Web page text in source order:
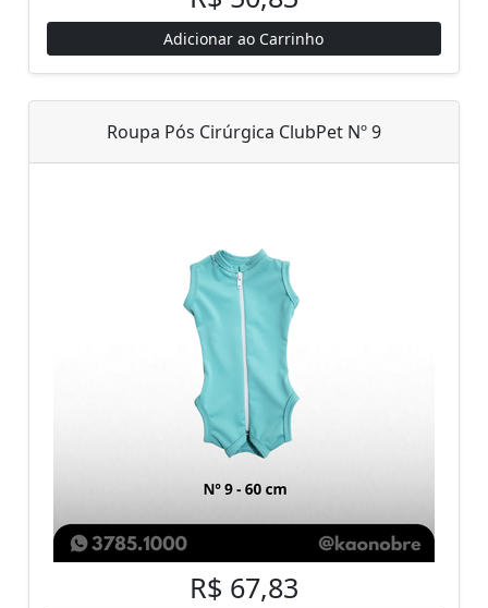
Adicionar ao Carrinho
Roupa Pós Cirúrgica ClubPet Nº 9
R$ 67,83